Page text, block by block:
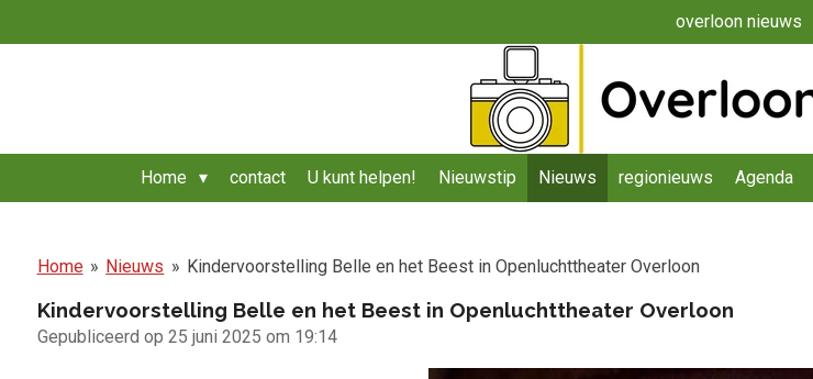
direct
overloon nieuws
Home contact U kunt helpen! Nieuwstip Nieuws regionieuws Agenda
Home » Nieuws » Kindervoorstelling Belle en het Beest in Openluchttheater Overloon
Kindervoorstelling Belle en het Beest in Openluchttheater Overloon
Gepubliceerd op 25 juni 2025 om 19:14